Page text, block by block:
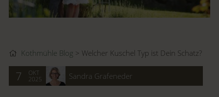
Kothmühle Blog Welcher Kuschel Typ ist Dein Schatz?
7
OKT
2025
Sandra Grafeneder